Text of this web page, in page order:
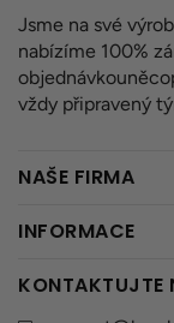
Jsme na své
nabízíme 100%
vždy připravený
NAŠE FIRMA
INFORMACE
KONTAKTUJTE